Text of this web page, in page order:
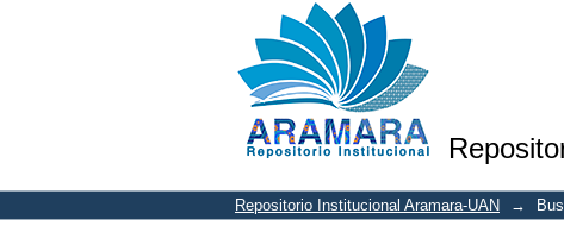
Buscar
Repositorio Institucional Aramara-UAN →